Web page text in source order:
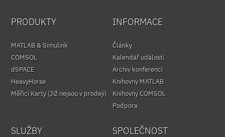
PRODUKTY
MATLAB & Simulink
COMSOL
dSPACE
HeavyHorse
Měřicí Karty (Již nejsou v prodeji)
INFORMACE
Články
Kalendář událostí
Archiv konferencí
Knihovny MATLAB
Knihovny COMSOL
Podpora
SLUŽBY SPOLEČNOST